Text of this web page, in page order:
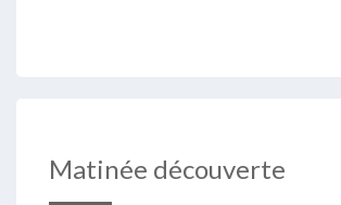
Matinée découverte